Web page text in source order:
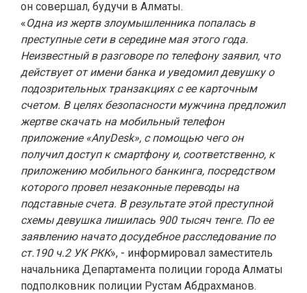
он совершал, будучи в Алматы.
«Одна из жертв злоумышленника попалась в
преступные сети в середине мая этого года.
Неизвестный в разговоре по телефону заявил, что
действует от имени банка и уведомил девушку о
подозрительных транзакциях с ее карточным
счетом. В целях безопасности мужчина предложил
жертве скачать на мобильный телефон
приложение «AnyDesk», с помощью чего он
получил доступ к смартфону и, соответственно, к
приложению мобильного банкинга, посредством
которого провел незаконные переводы на
подставные счета. В результате этой преступной
схемы девушка лишилась 900 тысяч тенге. По ее
заявлению начато досудебное расследование по
ст.190 ч.2 УК РКК», - информировал заместитель
начальника Департамента полиции города Алматы
подполковник полиции Рустам Абдрахманов.